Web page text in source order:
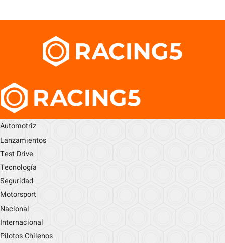
Automotriz
Lanzamientos
Test Drive
Tecnología
Seguridad
Motorsport
Nacional
Internacional
Pilotos Chilenos